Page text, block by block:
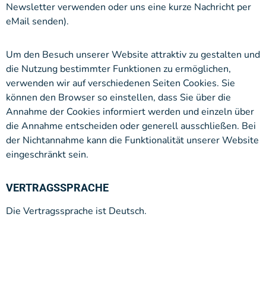
Newsletter verwenden oder uns eine kurze Nachricht per
eMail senden).
Um den Besuch unserer Website attraktiv zu gestalten und
die Nutzung bestimmter Funktionen zu ermöglichen,
verwenden wir auf verschiedenen Seiten Cookies. Sie
können den Browser so einstellen, dass Sie über die
Annahme der Cookies informiert werden und einzeln über
die Annahme entscheiden oder generell ausschließen. Bei
der Nichtannahme kann die Funktionalität unserer Website
eingeschränkt sein.
VERTRAGSSPRACHE
Die Vertragssprache ist Deutsch.